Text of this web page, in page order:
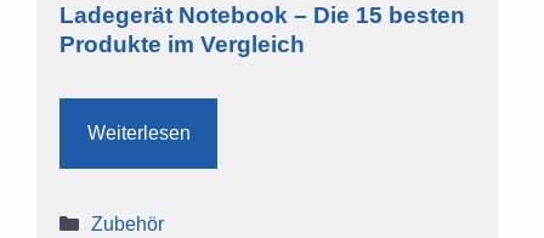
Ladegerät Notebook – Die 15 besten
Produkte im Vergleich
Weiterlesen
Kategorien
Zubehör